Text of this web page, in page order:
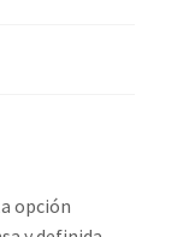
opción